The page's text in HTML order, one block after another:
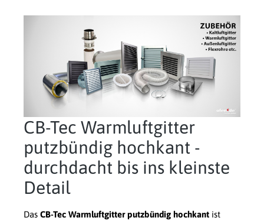
CB-Tec Warmluftgitter
putzbündig hochkant -
durchdacht bis ins kleinste
Detail
Das CB-Tec Warmluftgitter putzbündig hochkant ist